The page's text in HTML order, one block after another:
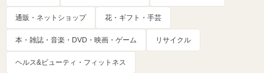
通販・ネットショップ 花・ギフト・手芸
本・雑誌・音楽・DVD・映画・ゲーム リサイクル
ヘルス&ビューティ・フィットネス